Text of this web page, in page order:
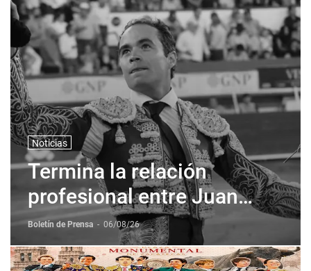
Noticias
Termina la relación
profesional entre Juan
Pablo Sanchez y Corona +
Corona
Boletín de Prensa - 06/08/26